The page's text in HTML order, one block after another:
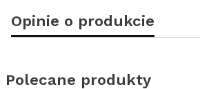
Opinie o produkcie
Polecane produkty